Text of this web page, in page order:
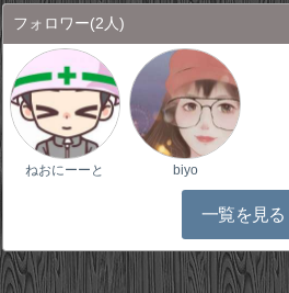
フォロワー(2人)
ねおにーーと biyo
一覧を見る